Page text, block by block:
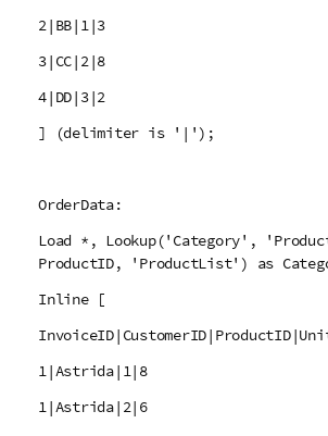
2|BB|1|3
3|CC|2|8
4|DD|3|2
] (delimiter is '|');
OrderData:
Load *, Lookup('Category',
ProductID, 'ProductList') as
Inline [
1|Astrida|1|8
1|Astrida|2|6